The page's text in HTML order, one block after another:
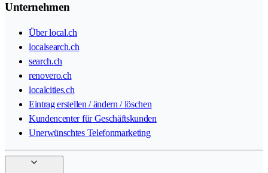
Unternehmen
Über local.ch
localsearch.ch
search.ch
renovero.ch
localcities.ch
Eintrag erstellen / ändern / löschen
Kundencenter für Geschäftskunden
Unerwünschtes Telefonmarketing